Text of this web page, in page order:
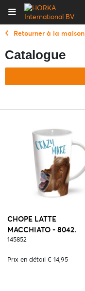
Retourner à la maison
Catalogue
CHOPE LATTE
MACCHIATO - 8042.
CRAZY MARE
145852
Prix en détail € 14,95